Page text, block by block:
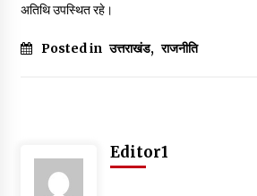
Thought Of The Day 9
May 9, 2022
अतिथि उपस्थित रहे।
Posted in उत्तराखंड, राजनीति
Editor1